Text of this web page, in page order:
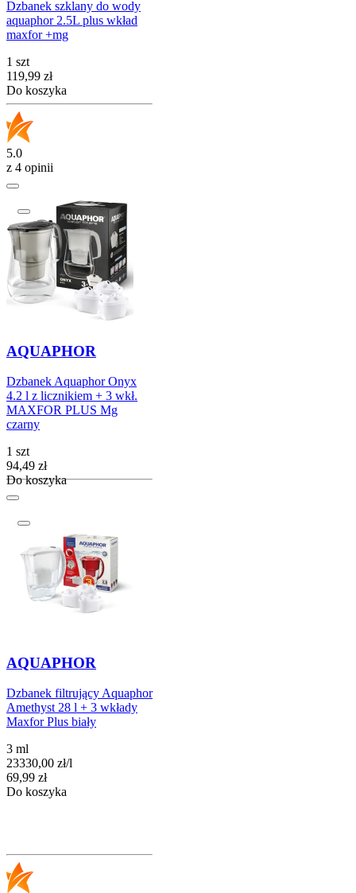
Dzbanek szklany do wody
aquaphor 2.5L plus wkład
maxfor +mg
1 szt
Cena
119,99 zł
Do koszyka
5.0
z 4 opinii
AQUAPHOR
Dzbanek Aquaphor Onyx
4.2 l z licznikiem + 3 wkł.
MAXFOR PLUS Mg
czarny
1 szt
Cena
94,49 zł
Do koszyka
AQUAPHOR
Dzbanek filtrujący Aquaphor
Amethyst 28 l + 3 wkłady
Maxfor Plus biały
3 ml
23330,00 zł/l
Cena
69,99 zł
Do koszyka